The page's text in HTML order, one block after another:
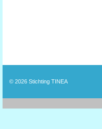
© 2026 Stichting TINEA